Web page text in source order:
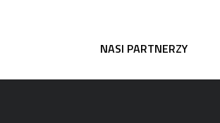
NASI PARTNERZY